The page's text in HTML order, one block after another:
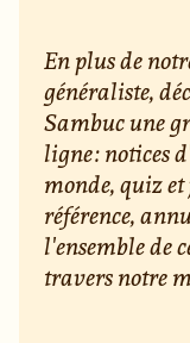
En plus de
généraliste,
Sambuc une
ligne : notices
monde, quiz
référence,
l'ensemble de
travers notre